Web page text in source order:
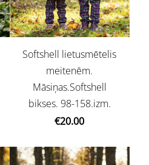
Softshell lietusmētelis
meitenēm.
Māsiņas.Softshell
bikses. 98-158.izm.
€20.00